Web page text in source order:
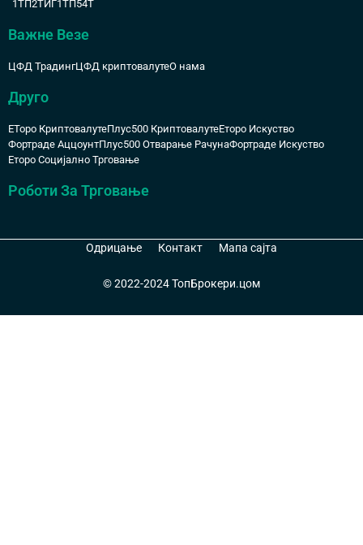
1ТП2ТИГ1ТП54Т
Важне Везе
ЦФД ТрадингЦФД криптовалутеО нама
Друго
ЕТоро КриптовалутеПлус500 КриптовалутеЕторо Искуство
Фортраде АццоунтПлус500 Отварање РачунаФортраде Искуство
Еторо Социјално Трговање
Роботи За Трговање
Одрицање Контакт Мапа сајта
© 2022-2024 ТопБрокери.цом